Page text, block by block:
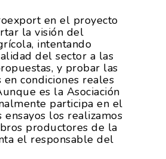
en el proyecto
la visión del
intentando
del sector a las
y probar las
en condiciones reales
es la Asociación
participa en el
ensayos los realizamos
productores de la
el responsable del